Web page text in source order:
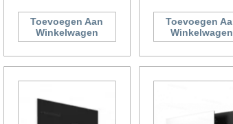
Toevoegen Aan
Winkelwagen
Toevoegen
Winkelwagen